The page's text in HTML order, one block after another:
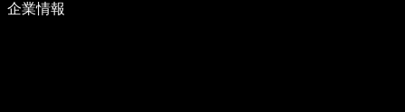
企業情報